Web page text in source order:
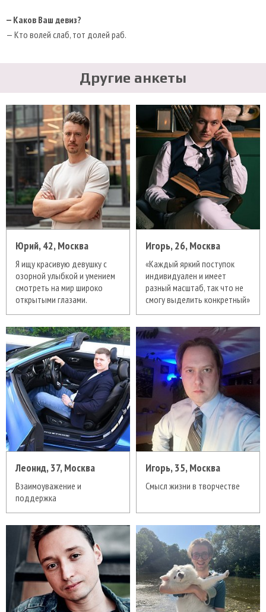
— Каков Ваш девиз?
— Кто волей слаб, тот долей раб.
Другие анкеты
Юрий, 42, Москва
Я ищу красивую девушку с
озорной улыбкой и умением
смотреть на мир широко
открытыми глазами.
Игорь, 26, Москва
«Каждый яркий поступок
индивидуален и имеет
разный масштаб, так что не
смогу выделить конкретный»
Леонид, 37, Москва
Взаимоуважение и
поддержка
Игорь, 35, Москва
Смысл жизни в творчестве